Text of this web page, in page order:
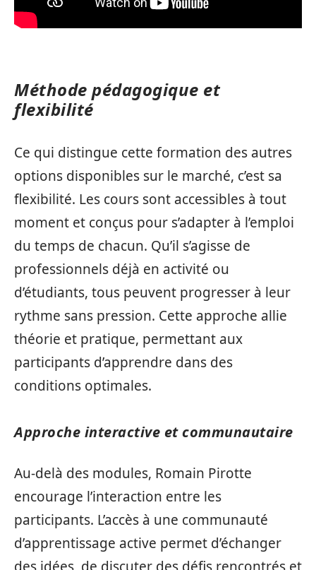
Méthode pédagogique et
flexibilité
Ce qui distingue cette formation des autres
options disponibles sur le marché, c’est sa
flexibilité. Les cours sont accessibles à tout
moment et conçus pour s’adapter à l’emploi
du temps de chacun. Qu’il s’agisse de
professionnels déjà en activité ou
d’étudiants, tous peuvent progresser à leur
rythme sans pression. Cette approche allie
théorie et pratique, permettant aux
participants d’apprendre dans des
conditions optimales.
Approche interactive et communautaire
Au-delà des modules, Romain Pirotte
encourage l’interaction entre les
participants. L’accès à une communauté
d’apprentissage active permet d’échanger